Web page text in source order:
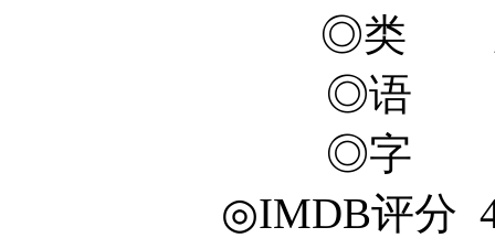
◎类
◎语
◎字
◎IMDB评分